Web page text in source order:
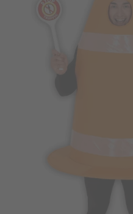
Vá em frente!